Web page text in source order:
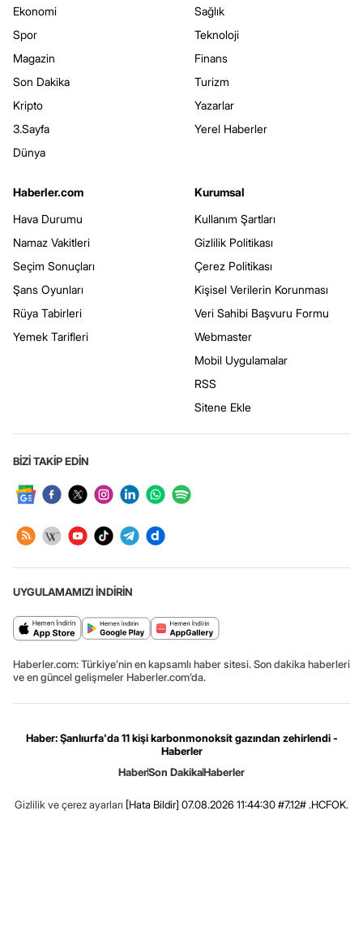
Ekonomi
Spor
Magazin
Son Dakika
Kripto
3.Sayfa
Dünya
Sağlık
Teknoloji
Finans
Turizm
Yazarlar
Yerel Haberler
Haberler.com
Hava Durumu
Namaz Vakitleri
Seçim Sonuçları
Şans Oyunları
Rüya Tabirleri
Yemek Tarifleri
Kurumsal
Kullanım Şartları
Gizlilik Politikası
Çerez Politikası
Kişisel Verilerin Korunması
Veri Sahibi Başvuru Formu
Webmaster
Mobil Uygulamalar
RSS
Sitene Ekle
BİZİ TAKİP EDİN
UYGULAMAMIZI İNDİRİN
Haberler.com: Türkiye’nin en kapsamlı haber sitesi. Son dakika haberleri
ve en güncel gelişmeler Haberler.com’da.
Haber: Şanlıurfa'da 11 kişi karbonmonoksit gazından zehirlendi -
Haberler
HaberSon DakikaHaberler
Gizlilik ve çerez ayarları [Hata Bildir] 07.08.2026 11:44:30 #7.12# .HCFOK.